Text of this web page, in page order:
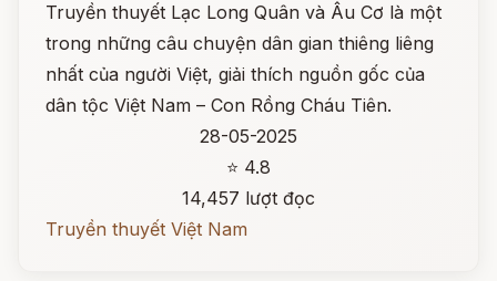
Truyền thuyết Lạc Long Quân và Âu Cơ là một
trong những câu chuyện dân gian thiêng liêng
nhất của người Việt, giải thích nguồn gốc của
dân tộc Việt Nam – Con Rồng Cháu Tiên.
28-05-2025
⭐ 4.8
14,457 lượt đọc
Truyền thuyết Việt Nam